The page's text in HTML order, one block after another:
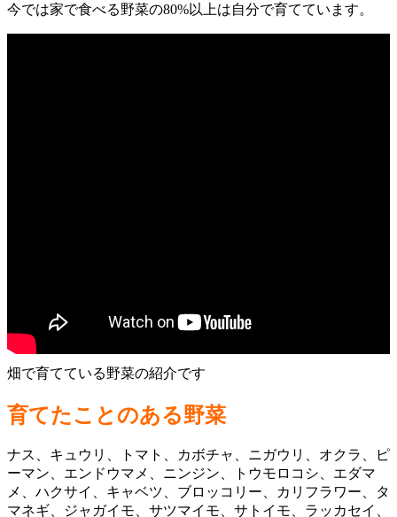
今では家で食べる野菜の80%以上は自分で育てています。
畑で育てている野菜の紹介です
育てたことのある野菜
ナス、キュウリ、トマト、カボチャ、ニガウリ、オクラ、ピ
ーマン、エンドウマメ、ニンジン、トウモロコシ、エダマ
メ、ハクサイ、キャベツ、ブロッコリー、カリフラワー、タ
マネギ、ジャガイモ、サツマイモ、サトイモ、ラッカセイ、